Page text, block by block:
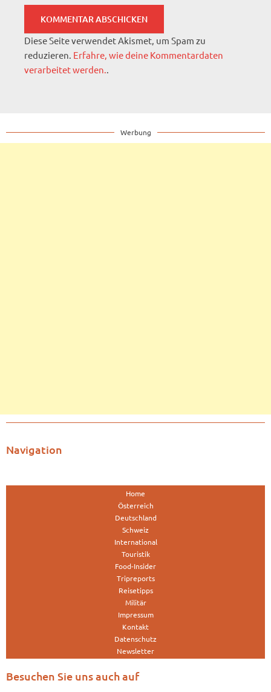
Diese Seite verwendet Akismet, um Spam zu
reduzieren. Erfahre, wie deine Kommentardaten
verarbeitet werden..
Werbung
Navigation
Home
Österreich
Deutschland
Schweiz
International
Touristik
Food-Insider
Tripreports
Reisetipps
Militär
Impressum
Kontakt
Datenschutz
Newsletter
Besuchen Sie uns auch auf